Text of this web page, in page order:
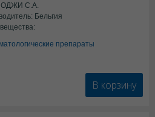
С.А.
Бельгия
препараты
В корзину